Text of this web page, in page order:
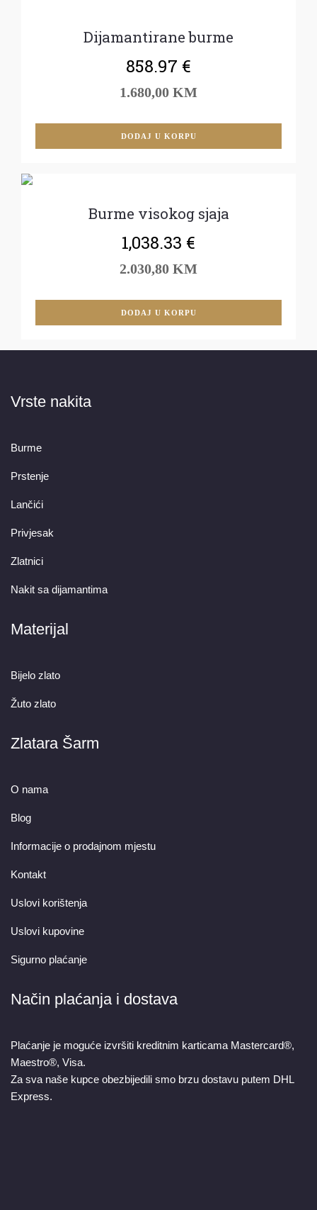
Dijamantirane burme
858.97 €
1.680,00 KM
DODAJ U KORPU
Burme visokog sjaja
1,038.33 €
2.030,80 KM
DODAJ U KORPU
Vrste nakita
Burme
Prstenje
Lančići
Privjesak
Zlatnici
Nakit sa dijamantima
Materijal
Bijelo zlato
Žuto zlato
Zlatara Šarm
O nama
Blog
Informacije o prodajnom mjestu
Kontakt
Uslovi korištenja
Uslovi kupovine
Sigurno plaćanje
Način plaćanja i dostava
Plaćanje je moguće izvršiti kreditnim karticama Mastercard®,
Maestro®, Visa.
Za sva naše kupce obezbijedili smo brzu dostavu putem DHL
Express.